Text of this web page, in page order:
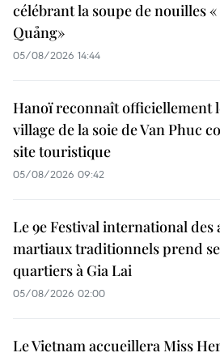
célébrant la soupe de nouilles
Quảng»
05/08/2026 14:44
Hanoï reconnaît officiellement
village de la soie de Van Phuc
site touristique
05/08/2026 09:42
Le 9e Festival international des
martiaux traditionnels prend
quartiers à Gia Lai
05/08/2026 02:00
Le Vietnam accueillera Miss